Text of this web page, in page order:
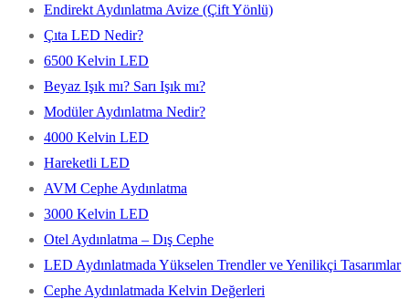
Endirekt Aydınlatma Avize (Çift Yönlü)
Çıta LED Nedir?
6500 Kelvin LED
Beyaz Işık mı? Sarı Işık mı?
Modüler Aydınlatma Nedir?
4000 Kelvin LED
Hareketli LED
AVM Cephe Aydınlatma
3000 Kelvin LED
Otel Aydınlatma – Dış Cephe
LED Aydınlatmada Yükselen Trendler ve Yenilikçi Tasarımlar
Cephe Aydınlatmada Kelvin Değerleri